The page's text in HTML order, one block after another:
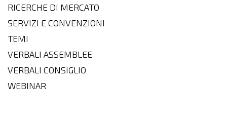
RICERCHE DI MERCATO
SERVIZI E CONVENZIONI
TEMI
VERBALI ASSEMBLEE
VERBALI CONSIGLIO
WEBINAR